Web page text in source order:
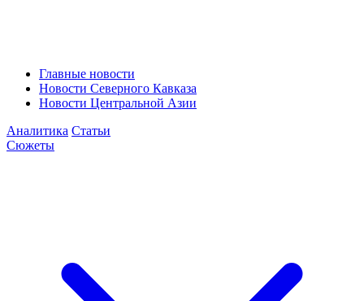
Главные новости
Новости Северного Кавказа
Новости Центральной Азии
Аналитика Статьи
Сюжеты